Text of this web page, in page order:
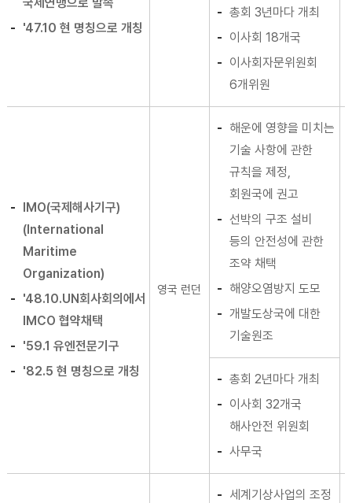
'47.10 현 명칭으로 개칭
총회 3년마다 개최
이사회 18개국
이사회자문위원회
6개위원
IMO(국제해사기구)
(International
Maritime
Organization)
'48.10.UN회사회의에서
IMCO 협약채택
'59.1 유엔전문기구
'82.5 현 명칭으로 개칭
영국 런던
해운에 영향을 미치는
기술 사항에 관한
규칙을 제정,
회원국에 권고
선박의 구조 설비
등의 안전성에 관한
조약 채택
해양오염방지 도모
개발도상국에 대한
기술원조
총회 2년마다 개최
이사회 32개국
해사안전 위원회
사무국
세계기상사업의 조정